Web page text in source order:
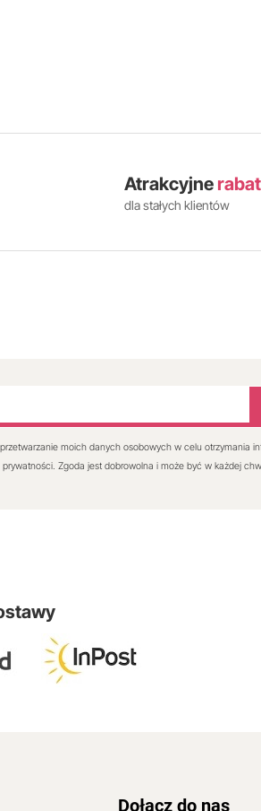
Atrakcyjne
dla stałych klientów
moich danych osobowych w celu otrzymania
prywatności. Zgoda jest dobrowolna i może być w każdej
Dołącz do nas